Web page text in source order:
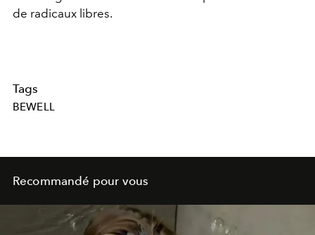
de radicaux libres.
Tags
BEWELL
Recommandé pour vous